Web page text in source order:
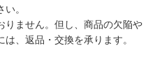
。
りません。但し、商品の欠陥や
、返品・交換を承ります。